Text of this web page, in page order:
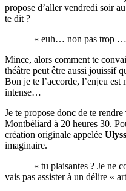
propose d’aller vendredi soir au
te dit ?
– « euh… non pas trop …
Mince, alors comment te
théâtre peut être aussi jouissif
Bon je te l’accorde, l’enjeu
intense…
Je te propose donc de te rendre
Montbéliard à 20 heures 30.
création originale appelée
imaginaire.
– « tu plaisantes ? Je ne
vais pas assister à un délire «